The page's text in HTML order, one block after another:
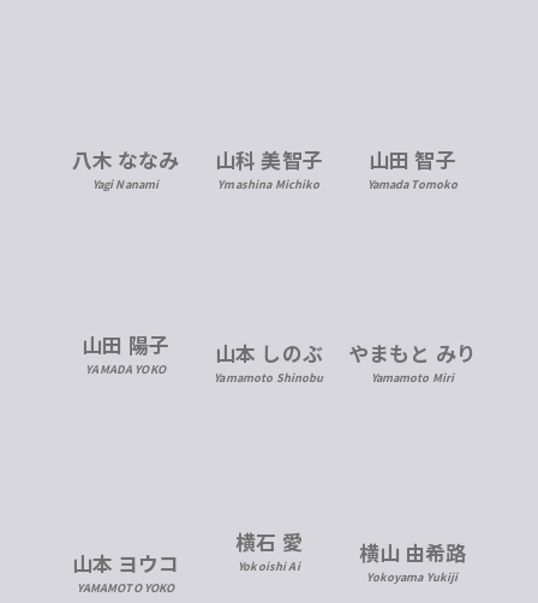
八木 ななみ
Yagi Nanami
山科 美智子
Ymashina Michiko
山田 智子
Yamada Tomoko
山田 陽子
YAMADA YOKO
山本 しのぶ
Yamamoto Shinobu
やまもと みり
Yamamoto Miri
山本 ヨウコ
YAMAMOTO YOKO
横石 愛
Yokoishi Ai 横山 由希路
Yokoyama Yukiji